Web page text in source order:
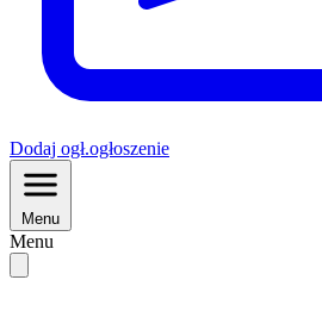
Dodaj ogł.ogłoszenie
Menu
Menu